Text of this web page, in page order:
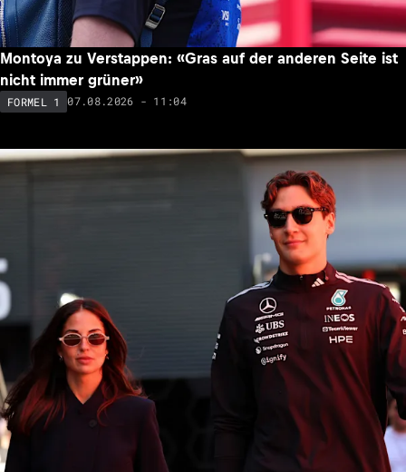
Montoya zu Verstappen: «Gras auf der anderen Seite ist
nicht immer grüner»
FORMEL 1 07.08.2026 - 11:04